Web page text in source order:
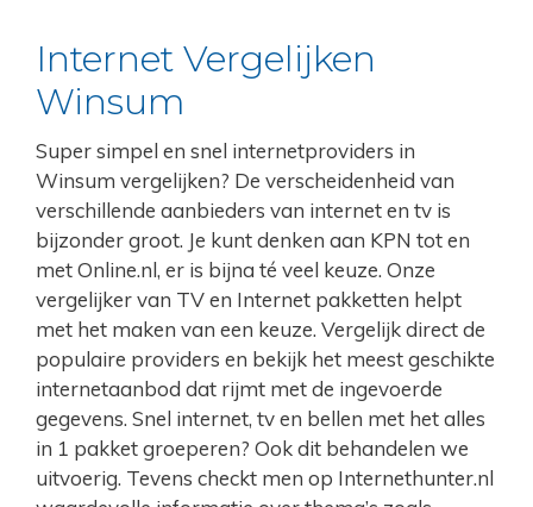
Internet Vergelijken
Winsum
Super simpel en snel internetproviders in
Winsum vergelijken? De verscheidenheid van
verschillende aanbieders van internet en tv is
bijzonder groot. Je kunt denken aan KPN tot en
met Online.nl, er is bijna té veel keuze. Onze
vergelijker van TV en Internet pakketten helpt
met het maken van een keuze. Vergelijk direct de
populaire providers en bekijk het meest geschikte
internetaanbod dat rijmt met de ingevoerde
gegevens. Snel internet, tv en bellen met het alles
in 1 pakket groeperen? Ook dit behandelen we
uitvoerig. Tevens checkt men op Internethunter.nl